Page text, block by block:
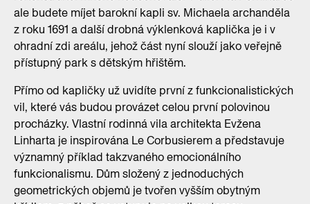
ale budete míjet barokní kapli sv. Michaela archanděla
z roku 1691 a další drobná výklenková kaplička je i v
ohradní zdi areálu, jehož část nyní slouží jako veřejně
přístupný park s dětským hřištěm.
Přímo od kapličky už uvidíte první z funkcionalistických
vil, které vás budou provázet celou první polovinou
procházky. Vlastní rodinná vila architekta Evžena
Linharta je inspirována Le Corbusierem a představuje
významný příklad takzvaného emocionálního
funkcionalismu. Dům složený z jednoduchých
geometrických objemů je tvořen vyšším obytným